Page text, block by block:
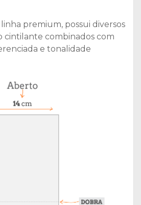
premium, possui diversos
cintilante combinados com
e tonalidade